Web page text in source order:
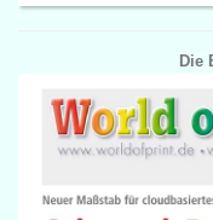
Die